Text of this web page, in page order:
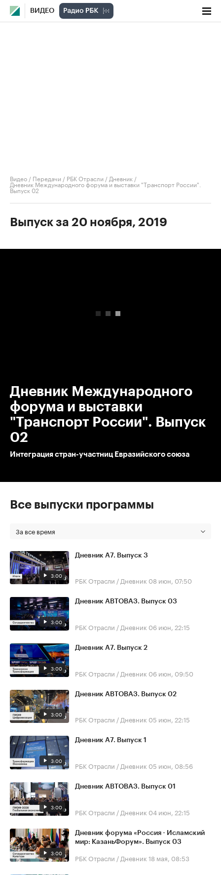
ВИДЕО
Видео / Передачи / РБК Отрасли / Дневник /
Дневник Международного форума и выставки "Транспорт России".
Выпуск 02
Выпуск за 20 ноября, 2019
Дневник Международного
форума и выставки
"Транспорт России". Выпуск
02
Интеграция стран-участниц Евразийского союза
Все выпуски программы
За все время
3:00
Дневник А7. Выпуск 3
РБК Отрасли / Дневник 08 июн, 07:50
3:00
Дневник АВТОВАЗ. Выпуск 03
РБК Отрасли / Дневник 06 июн, 22:15
3:00
Дневник А7. Выпуск 2
РБК Отрасли / Дневник 06 июн, 09:50
3:00
Дневник АВТОВАЗ. Выпуск 02
РБК Отрасли / Дневник 05 июн, 22:15
3:00
Дневник А7. Выпуск 1
РБК Отрасли / Дневник 05 июн, 08:56
3:00
Дневник АВТОВАЗ. Выпуск 01
РБК Отрасли / Дневник 04 июн, 22:15
3:00
Дневник форума «Россия - Исламский
мир: КазаньФорум». Выпуск 03
РБК Отрасли / Дневник 18 мая, 08:53